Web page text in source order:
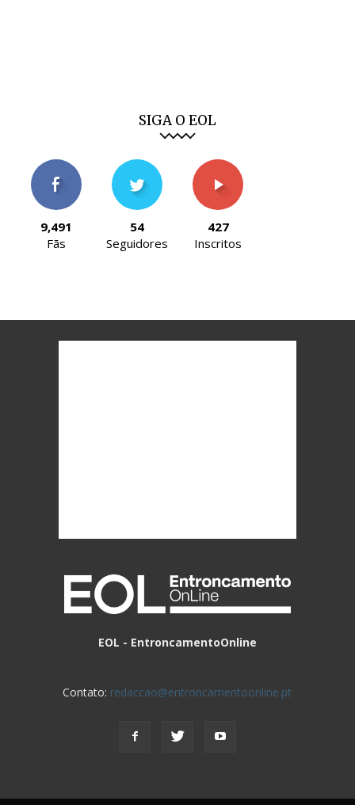
SIGA O EOL
9,491
Fãs
54
Seguidores
427
Inscritos
EOL - EntroncamentoOnline
Contato: redaccao@entroncamentoonline.pt